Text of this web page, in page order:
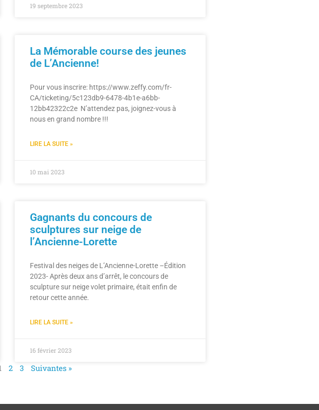
19 septembre 2023
La Mémorable course des jeunes
de L’Ancienne!
Pour vous inscrire: https://www.zeffy.com/fr-
CA/ticketing/5c123db9-6478-4b1e-a6bb-
12bb42322c2e N’attendez pas, joignez-vous à
nous en grand nombre !!!
LIRE LA SUITE »
10 mai 2023
Gagnants du concours de
sculptures sur neige de
l’Ancienne-Lorette
Festival des neiges de L’Ancienne-Lorette –Édition
2023- Après deux ans d’arrêt, le concours de
sculpture sur neige volet primaire, était enfin de
retour cette année.
LIRE LA SUITE »
16 février 2023
2 3 Suivantes »